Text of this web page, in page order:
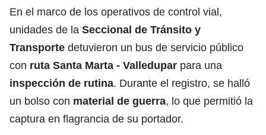
En el marco de los operativos de control vial,
unidades de la Seccional de Tránsito y
Transporte detuvieron un bus de servicio público
con ruta Santa Marta - Valledupar para una
inspección de rutina. Durante el registro, se halló
un bolso con material de guerra, lo que permitió la
captura en flagrancia de su portador.